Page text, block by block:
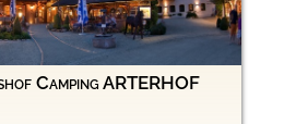
Camping ARTERHOF